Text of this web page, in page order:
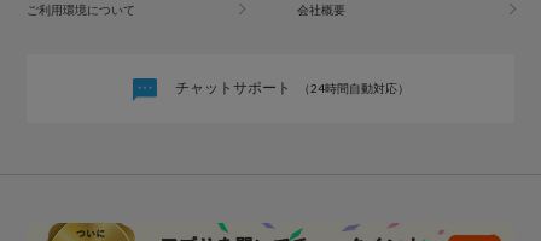
ご利用環境について 会社概要
チャットサポート （24時間自動対応）